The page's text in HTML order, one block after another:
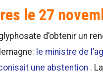
le 27
d’obtenir un
le ministre de
une abstention .